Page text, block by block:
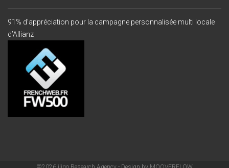
91% d’appréciation pour la campagne personnalisée multi locale
d’Allianz